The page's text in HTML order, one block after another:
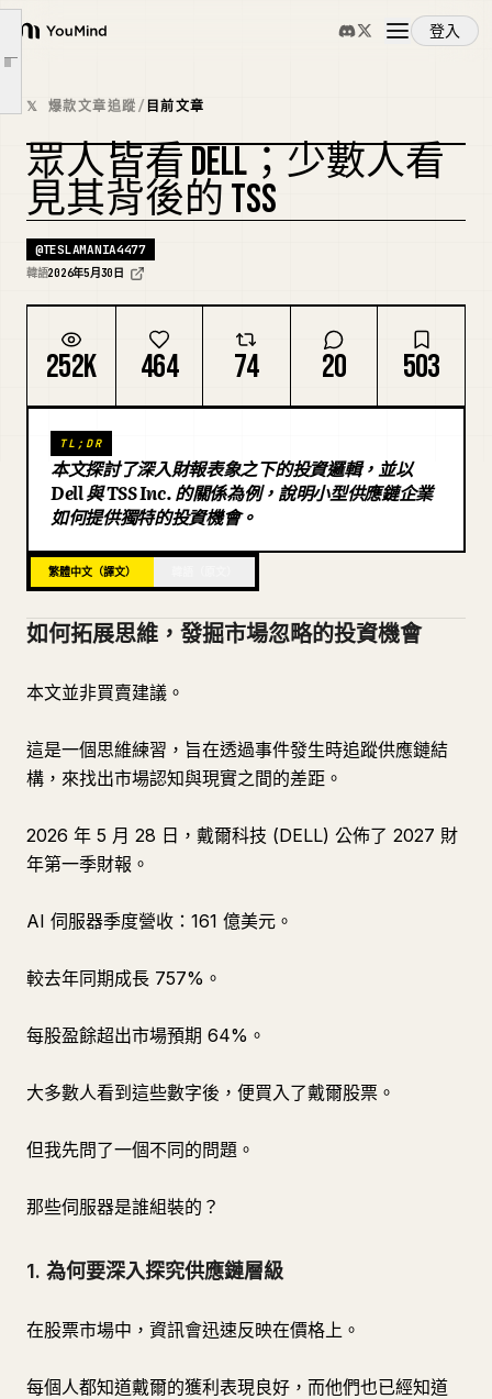
YouMind
登入
概覽
使用案例
技能
提示詞
定價
下載
部落格
更新
文章大綱
誰是下一個層級？
4. 數字的表象與結構
5. 市場差距產生的結構
6. 風險顯而易見
7. 深入探究層級的思考方法
𝕏 爆款文章追蹤/ 目前文章
眾人皆看 DELL；少數人看
見其背後的 TSS
@TESLAMANIA4477
韓語2026年5月30日
252K 464 74 20 503
TL;DR
本文探討了深入財報表象之下的投資邏輯，並以
Dell 與 TSS Inc. 的關係為例，說明小型供應鏈企業
如何提供獨特的投資機會。
繁體中文（譯文）
如何拓展思維，發掘市場忽略的投資機會
本文並非買賣建議。
這是一個思維練習，旨在透過事件發生時追蹤供應鏈結
構，來找出市場認知與現實之間的差距。
2026 年 5 月 28 日，戴爾科技 (DELL) 公佈了 2027 財
年第一季財報。
AI 伺服器季度營收：161 億美元。
較去年同期成長 757%。
每股盈餘超出市場預期 64%。
大多數人看到這些數字後，便買入了戴爾股票。
但我先問了一個不同的問題。
那些伺服器是誰組裝的？
1. 為何要深入探究供應鏈層級
在股票市場中，資訊會迅速反映在價格上。
每個人都知道戴爾的獲利表現良好，而他們也已經知道